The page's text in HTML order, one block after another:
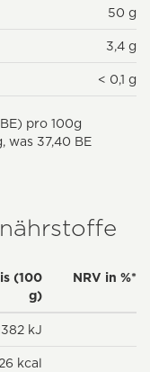
50 g
3,4 g
< 0,1 g
pro 100g
was 37,40 BE
(100
g)
NRV in %*
kJ
kcal